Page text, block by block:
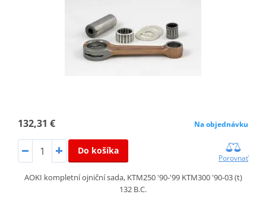
132,31 € Na objednávku
Do košíka
Porovnať
AOKI kompletní ojniční sada, KTM250 '90-'99 KTM300 '90-03 (t)
132 B.C.